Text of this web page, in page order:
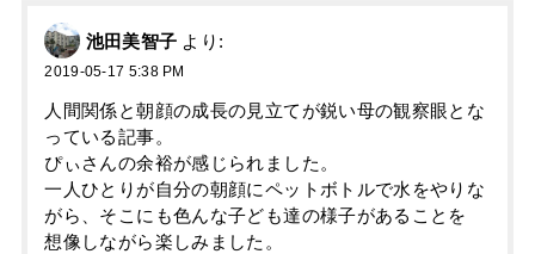
池田美智子 より:
2019-05-17 5:38 PM
人間関係と朝顔の成長の見立てが鋭い母の観察眼とな
っている記事。
ぴぃさんの余裕が感じられました。
一人ひとりが自分の朝顔にペットボトルで水をやりな
がら、そこにも色んな子ども達の様子があることを
想像しながら楽しみました。